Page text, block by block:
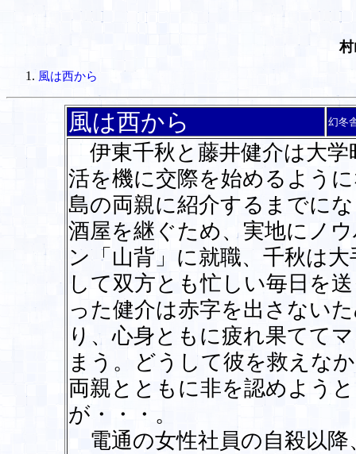
風は西から
風は西から 幻冬
伊東千秋と藤井健介は大学
活を機に交際を始めるよう
島の両親に紹介するまでに
酒屋を継ぐため、実地にノ
ン「山背」に就職、千秋は
して双方とも忙しい毎日を
った健介は赤字を出さない
り、心身ともに疲れ果てて
まう。どうして彼を救えな
両親とともに非を認めよう
が・・・。
電通の女性社員の自殺以